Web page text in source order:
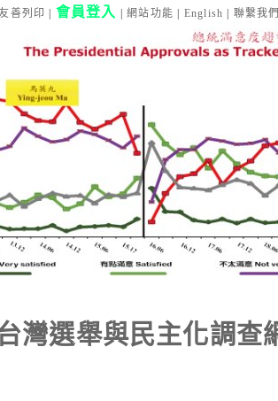
善列印 會員登入 網站功能 English 聯繫我
灣選舉與民主化調查